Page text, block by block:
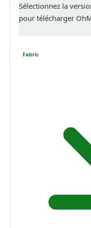
Sélectionnez la
pour télécharger
Fabric